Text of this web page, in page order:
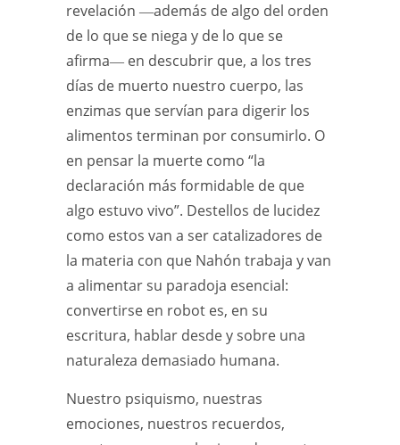
revelación ―además de algo del orden
de lo que se niega y de lo que se
afirma― en descubrir que, a los tres
días de muerto nuestro cuerpo, las
enzimas que servían para digerir los
alimentos terminan por consumirlo. O
en pensar la muerte como “la
declaración más formidable de que
algo estuvo vivo”. Destellos de lucidez
como estos van a ser catalizadores de
la materia con que Nahón trabaja y van
a alimentar su paradoja esencial:
convertirse en robot es, en su
escritura, hablar desde y sobre una
naturaleza demasiado humana.
Nuestro psiquismo, nuestras
emociones, nuestros recuerdos,